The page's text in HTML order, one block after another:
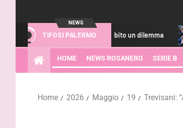
NEWS
TIFOSI PALERMO
chiarisce subito un dilemma
HOME NEWS ROSANERO SERIE B
Home 2026 Maggio 19 Trevisani: